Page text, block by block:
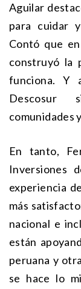
Aguilar
para cuidar
Contó que
construyó la
funciona. Y
Descosur
comunidades
En tanto,
Inversiones
experiencia
más
nacional e
están
peruana y
se hace lo